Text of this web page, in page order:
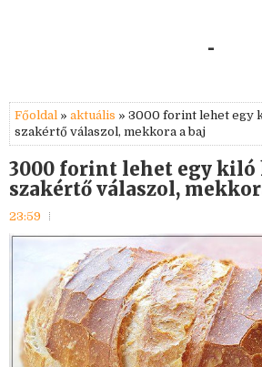
-
Főoldal » aktuális » 3000 forint lehet egy
szakértő válaszol, mekkora a baj
3000 forint lehet egy kiló
szakértő válaszol,
23:59